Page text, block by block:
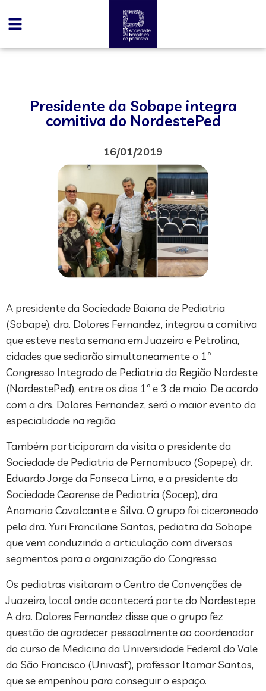
Presidente da Sobape integra
comitiva do NordestePed
16/01/2019
A presidente da Sociedade Baiana de Pediatria
(Sobape), dra. Dolores Fernandez, integrou a comitiva
que esteve nesta semana em Juazeiro e Petrolina,
cidades que sediarão simultaneamente o 1º
Congresso Integrado de Pediatria da Região Nordeste
(NordestePed), entre os dias 1º e 3 de maio. De acordo
com a drs. Dolores Fernandez, será o maior evento da
especialidade na região.
Também participaram da visita o presidente da
Sociedade de Pediatria de Pernambuco (Sopepe), dr.
Eduardo Jorge da Fonseca Lima, e a presidente da
Sociedade Cearense de Pediatria (Socep), dra.
Anamaria Cavalcante e Silva. O grupo foi ciceroneado
pela dra. Yuri Francilane Santos, pediatra da Sobape
que vem conduzindo a articulação com diversos
segmentos para a organização do Congresso.
Os pediatras visitaram o Centro de Convenções de
Juazeiro, local onde acontecerá parte do Nordestepe.
A dra. Dolores Fernandez disse que o grupo fez
questão de agradecer pessoalmente ao coordenador
do curso de Medicina da Universidade Federal do Vale
do São Francisco (Univasf), professor Itamar Santos,
que se empenhou para conseguir o espaço.